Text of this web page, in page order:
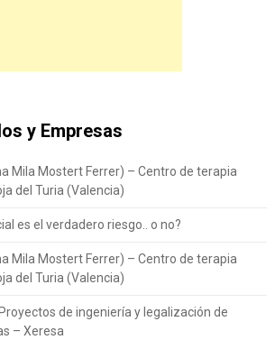
y Empresas
Mila Mostert Ferrer) – Centro de terapia
del Turia (Valencia)
es el verdadero riesgo.. o no?
Mila Mostert Ferrer) – Centro de terapia
del Turia (Valencia)
Proyectos de ingeniería y legalización de
– Xeresa